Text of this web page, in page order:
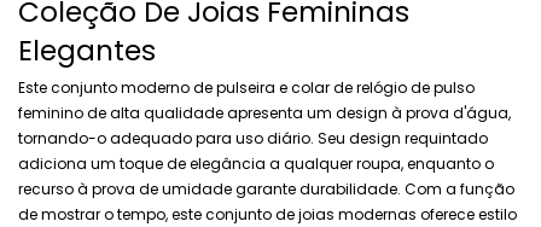
Coleção De Joias Femininas
Elegantes
Este conjunto moderno de pulseira e colar de relógio de pulso
feminino de alta qualidade apresenta um design à prova d'água,
tornando-o adequado para uso diário. Seu design requintado
adiciona um toque de elegância a qualquer roupa, enquanto o
recurso à prova de umidade garante durabilidade. Com a função
de mostrar o tempo, este conjunto de joias modernas oferece estilo